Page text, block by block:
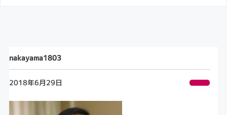
nakayama1803
2018年6月29日